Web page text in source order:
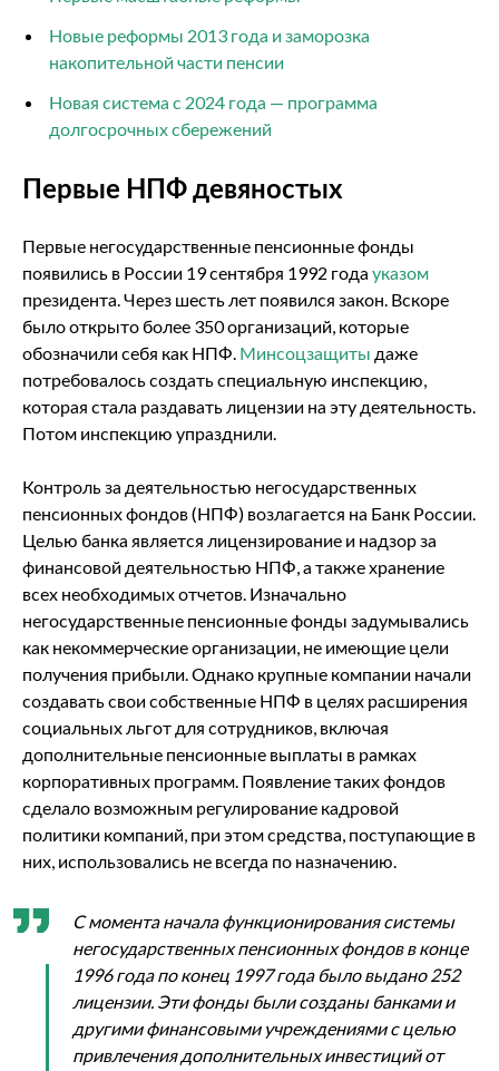
Новые реформы 2013 года и заморозка
накопительной части пенсии
Новая система с 2024 года — программа
долгосрочных сбережений
Первые НПФ девяностых
Первые негосударственные пенсионные фонды
появились в России 19 сентября 1992 года указом
президента. Через шесть лет появился закон. Вскоре
было открыто более 350 организаций, которые
обозначили себя как НПФ. Минсоцзащиты даже
потребовалось создать специальную инспекцию,
которая стала раздавать лицензии на эту деятельность.
Потом инспекцию упразднили.
Контроль за деятельностью негосударственных
пенсионных фондов (НПФ) возлагается на Банк России.
Целью банка является лицензирование и надзор за
финансовой деятельностью НПФ, а также хранение
всех необходимых отчетов. Изначально
негосударственные пенсионные фонды задумывались
как некоммерческие организации, не имеющие цели
получения прибыли. Однако крупные компании начали
создавать свои собственные НПФ в целях расширения
социальных льгот для сотрудников, включая
дополнительные пенсионные выплаты в рамках
корпоративных программ. Появление таких фондов
сделало возможным регулирование кадровой
политики компаний, при этом средства, поступающие в
них, использовались не всегда по назначению.
С момента начала функционирования системы
негосударственных пенсионных фондов в конце
1996 года по конец 1997 года было выдано 252
лицензии. Эти фонды были созданы банками и
другими финансовыми учреждениями с целью
привлечения дополнительных инвестиций от